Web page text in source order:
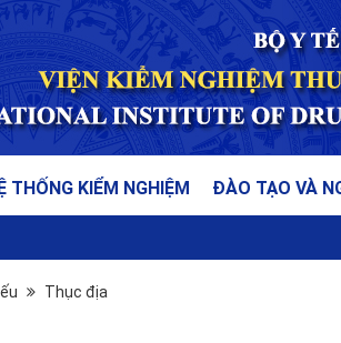
THỐNG KIỂM NGHIỆM ĐÀO TẠO VÀ
Thục địa